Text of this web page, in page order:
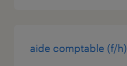
aide comptable (f/h)